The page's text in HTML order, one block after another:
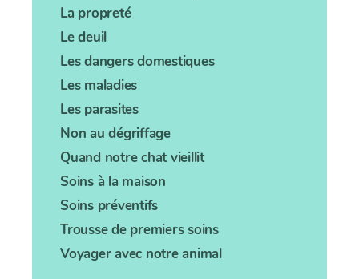
La propreté
Le deuil
Les dangers domestiques
Les maladies
Les parasites
Non au dégriffage
Quand notre chat vieillit
Soins à la maison
Soins préventifs
Trousse de premiers soins
Voyager avec notre animal